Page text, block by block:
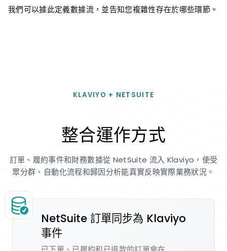
我們可以據此定義數據流，並告知您複雜性存在於哪些環節。
KLAVIYO + NETSUITE
整合運作方式
訂單、履約事件和財務數據從 NetSuite 流入 Klaviyo，使受
眾分群、自動化流程和歸因分析能真實反映實際業務狀況。
NetSuite 訂單同步為 Klaviyo
事件